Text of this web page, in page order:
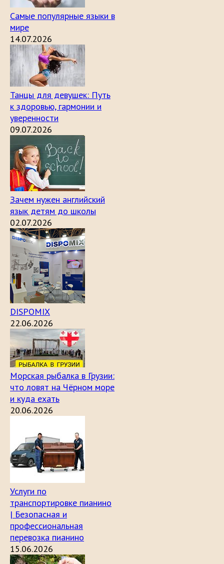
Самые популярные языки в
мире
14.07.2026
Танцы для девушек: Путь
к здоровью, гармонии и
уверенности
09.07.2026
Зачем нужен английский
язык детям до школы
02.07.2026
DISPOMIX
22.06.2026
Морская рыбалка в Грузии:
что ловят на Чёрном море
и куда ехать
20.06.2026
Услуги по
транспортировке пианино
| Безопасная и
профессиональная
перевозка пианино
15.06.2026